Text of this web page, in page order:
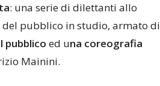
: una serie di dilettanti allo
pubblico in studio, armato di
pubblico ed una coreografia
Mainini.